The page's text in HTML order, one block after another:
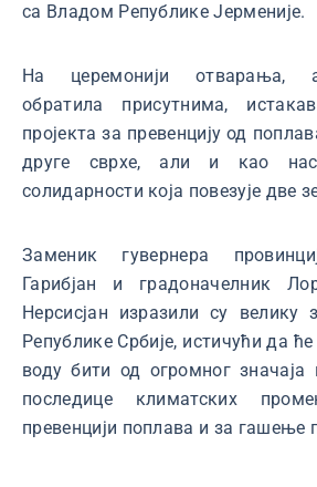
са Владом Републике Јерменије.
На церемонији отварања,
обратила присутнима,
пројекта за превенцију од
друге сврхе, али и као
солидарности која повезује две
Заменик гувернера
Гарибјан и градоначелник
Нерсисјан изразили су велику
Републике Србије, истичући да
воду бити од огромног
последице климатских
превенцији поплава и за гашење